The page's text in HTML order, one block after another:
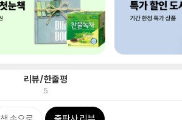
리뷰/한줄평
5